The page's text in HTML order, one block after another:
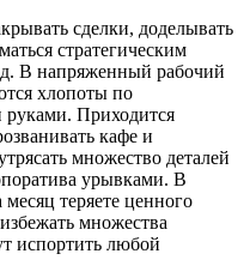
сделки, доделывать
стратегическим
В напряженный рабочий
хлопоты по
руками. Приходится
кафе и
множество деталей
урывками. В
теряете ценного
множества
испортить любой